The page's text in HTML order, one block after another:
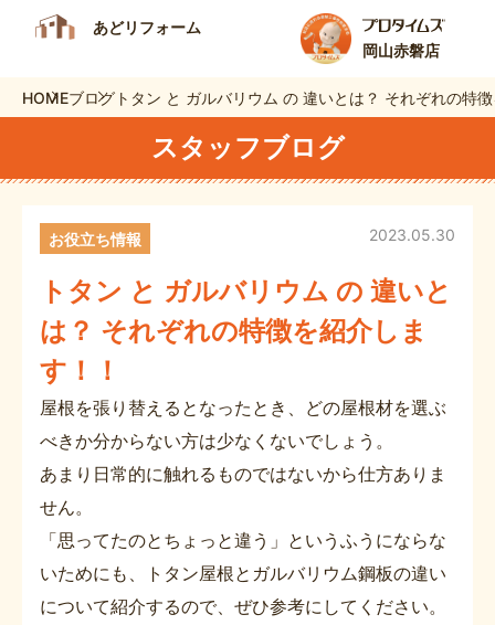
あどリフォーム
岡山赤磐店
HOMEブログ トタン と ガルバリウム の 違いとは？ それぞれの特
スタッフブログ
トタン と ガルバリウム の 違いと
は？ それぞれの特徴を紹介しま
す！！
2023.05.30
お役立ち情報
屋根を張り替えるとなったとき、どの屋根材を選ぶ
べきか分からない方は少なくないでしょう。
あまり日常的に触れるものではないから仕方ありま
せん。
「思ってたのとちょっと違う」というふうにならな
いためにも、トタン屋根とガルバリウム鋼板の違い
について紹介するので、ぜひ参考にしてください。